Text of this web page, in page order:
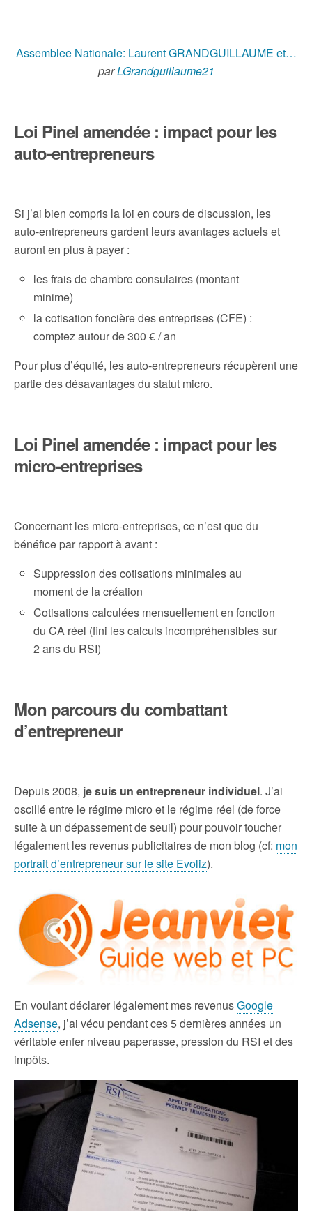
Assemblee Nationale: Laurent GRANDGUILLAUME et…
parLGrandguillaume21
Loi Pinel amendée : impact pour les
auto-entrepreneurs
Si j’ai bien compris la loi en cours de discussion, les
auto-entrepreneurs gardent leurs avantages actuels et
auront en plus à payer :
les frais de chambre consulaires (montant
minime)
la cotisation foncière des entreprises (CFE) :
comptez autour de 300 € / an
Pour plus d’équité, les auto-entrepreneurs récupèrent une
partie des désavantages du statut micro.
Loi Pinel amendée : impact pour les
micro-entreprises
Concernant les micro-entreprises, ce n’est que du
bénéfice par rapport à avant :
Suppression des cotisations minimales au
moment de la création
Cotisations calculées mensuellement en fonction
du CA réel (fini les calculs incompréhensibles sur
2 ans du RSI)
Mon parcours du combattant
d’entrepreneur
Depuis 2008, je suis un entrepreneur individuel. J’ai
oscillé entre le régime micro et le régime réel (de force
suite à un dépassement de seuil) pour pouvoir toucher
légalement les revenus publicitaires de mon blog (cf: mon
portrait d’entrepreneur sur le site Evoliz).
En voulant déclarer légalement mes revenusGoogle
Adsense, j’ai vécu pendant ces 5 dernières années un
véritable enfer niveau paperasse, pression du RSI et des
impôts.